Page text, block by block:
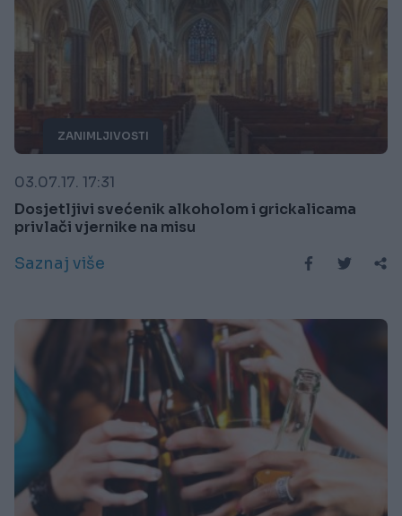
ZANIMLJIVOSTI
03.07.17. 17:31
Dosjetljivi svećenik alkoholom i grickalicama
privlači vjernike na misu
Saznaj više